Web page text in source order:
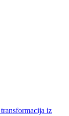
iz